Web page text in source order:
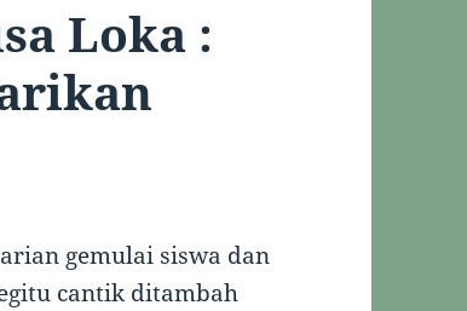
Loka :
gemulai siswa dan
cantik ditambah